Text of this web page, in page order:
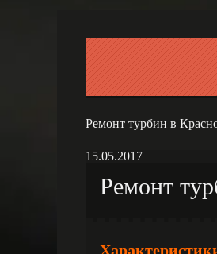
Ремонт турбин в
15.05.2017
Ремонт